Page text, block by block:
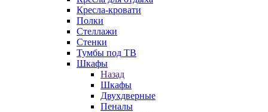
Кресла-кровати
Полки
Стеллажи
Стенки
Тумбы под ТВ
Шкафы
Назад
Шкафы
Двухдверные
Пеналы